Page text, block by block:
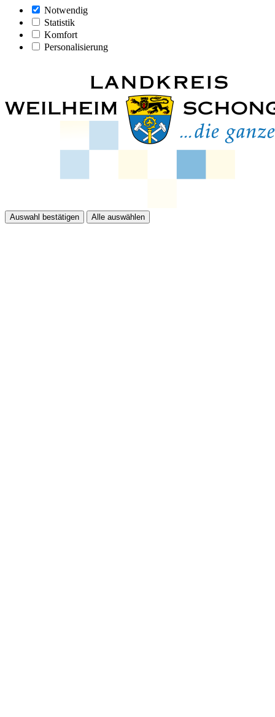
Notwendig
Statistik
Komfort
Personalisierung
Auswahl bestätigen Alle auswählen